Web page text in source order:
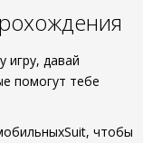
игру, давай
помогут тебе
чтобы